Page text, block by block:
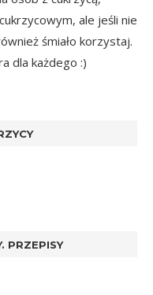
ale jeśli nie
śmiało korzystaj.
dla każdego :)
PRZEPISY